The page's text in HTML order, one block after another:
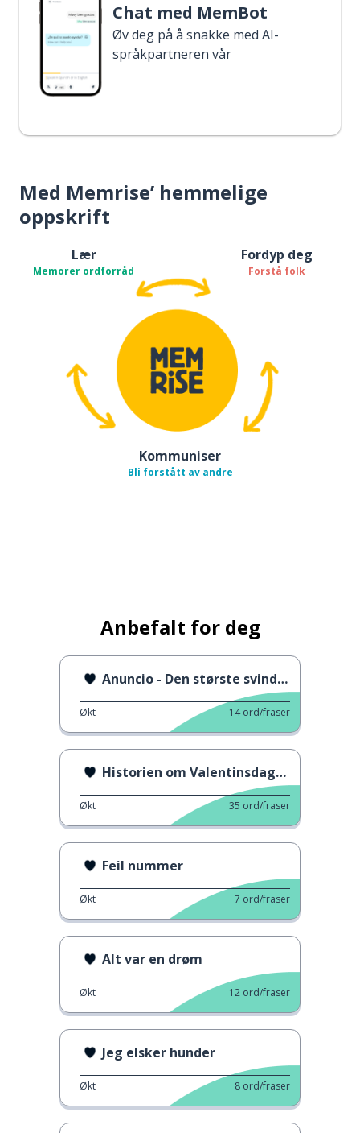
Chat med MemBot
Øv deg på å snakke med AI-
språkpartneren vår
Med Memrise’ hemmelige
oppskrift
Lær
Memorer ordforråd
Fordyp deg
Forstå folk
Kommuniser
Bli forstått av andre
Anbefalt for deg
Anuncio - Den største svindelen
Økt 14 ord/fraser
Historien om Valentinsdagen
Økt 35 ord/fraser
Feil nummer
Økt 7 ord/fraser
Alt var en drøm
Økt 12 ord/fraser
Jeg elsker hunder
Økt 8 ord/fraser